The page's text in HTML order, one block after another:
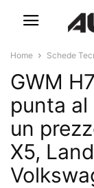
Home Schede
GWM
punta
un
X5,